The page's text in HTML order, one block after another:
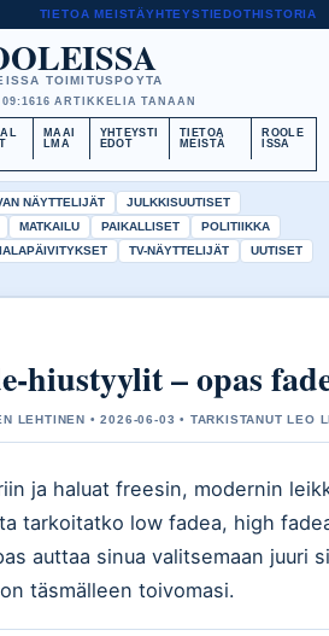
TIETOA MEISTÄYHTEYSTIEDOTHISTORIA
TOIMITUSPOYTA
09:1616 ARTIKKELIA TANAAN
MAAI
LMA
YHTEYSTI
EDOT
TIETOA
MEISTÄ
ROOLE
ISSA
NÄYTTELIJÄT
JULKKISUUTISET
MATKAILU PAIKALLISET
POLITIIKKA
TV-NÄYTTELIJÄT
UUTISET
hiustyylit – opas
LEHTINEN • 2026-06-03 • TARKISTANUT LEO
ja haluat freesin, modernin
tarkoitatko low fadea, high
auttaa sinua valitsemaan
täsmälleen toivomasi.